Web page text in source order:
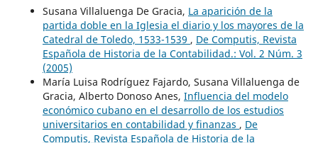
Susana Villaluenga De Gracia, La aparición de la
partida doble en la Iglesia el diario y los mayores de la
Catedral de Toledo, 1533-1539 , De Computis, Revista
Española de Historia de la Contabilidad.: Vol. 2 Núm. 3
(2005)
María Luisa Rodríguez Fajardo, Susana Villaluenga de
Gracia, Alberto Donoso Anes, Influencia del modelo
económico cubano en el desarrollo de los estudios
universitarios en contabilidad y finanzas , De
Computis, Revista Española de Historia de la